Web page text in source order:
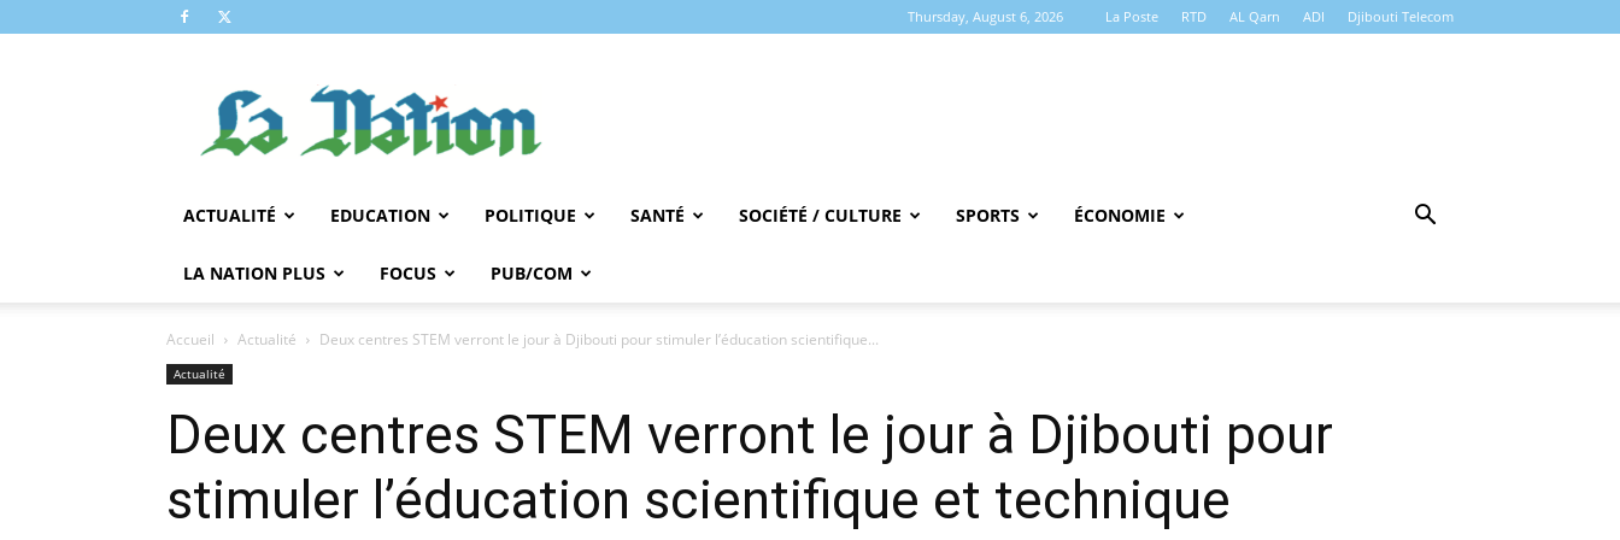
Thursday, August 6, 2026 La Poste RTD AL Qarn ADI Djibouti Telecom
NATION
ACTUALITÉ EDUCATION POLITIQUE SANTÉ SOCIÉTÉ / CULTURE SPORTS ÉCONOMIE
LA NATION PLUS FOCUS PUB/COM
Accueil Actualité Deux centres STEM verront le jour à Djibouti pour stimuler l’éducation scientifique...
Actualité
Deux centres STEM verront le jour à Djibouti pour
stimuler l’éducation scientifique et technique